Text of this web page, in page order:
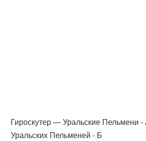
Гироскутер — Уральские Пельмени -
Уральских Пельменей - Б